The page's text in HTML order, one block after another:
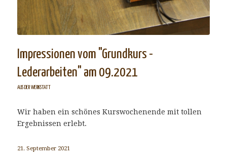
Impressionen vom "Grundkurs -
Lederarbeiten" am 09.2021
AUS DER WERKSTATT
Wir haben ein schönes Kurswochenende mit tollen
Ergebnissen erlebt.
21. September 2021